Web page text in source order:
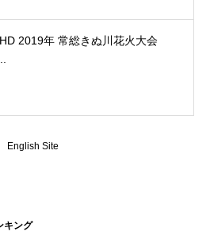
2019年 常総きぬ川花火大会
English Site
キング